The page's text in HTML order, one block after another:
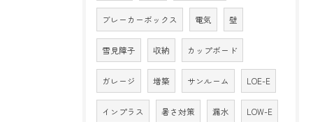
ブレーカーボックス 電気 壁
雪見障子 収納 カップボード
ガレージ 増築 サンルーム LOE-E
インプラス 暑さ対策 漏水 LOW-E